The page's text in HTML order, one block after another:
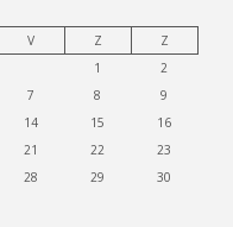
V Z
Z
1
2
7 8
9
14 15
16
21 22
23
28 29
30